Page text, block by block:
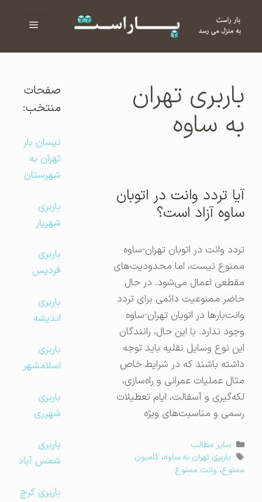
فهرست
باربری تهران
به ساوه
آیا تردد وانت در اتوبان
ساوه آزاد است؟
تردد وانت در اتوبان تهران-ساوه
ممنوع نیست، اما محدودیت‌های
مقطعی اعمال می‌شود. در حال
حاضر ممنوعیت دائمی برای تردد
وانت‌بارها در اتوبان تهران-ساوه
وجود ندارد. با این حال، رانندگان
این نوع وسایل نقلیه باید توجه
داشته باشند که در شرایط خاص
مثال عملیات عمرانی و راه‌سازی،
لکه‌گیری و آسفالت، ایام تعطیلات
رسمی و مناسبت‌های ویژه
دسته‌ها
سایر مطالب
برچسب‌ها
باربری تهران به ساوه ،کامیون
ممنوع،وانت ممنوع
صفحات
منتخب:
نیسان بار
تهران به
شهرستان
باربری
شهریار
باربری
فردیس
باربری
اندیشه
باربری
اسلامشهر
باربری
شهرری
باربری
شمس آباد
باربری کرج